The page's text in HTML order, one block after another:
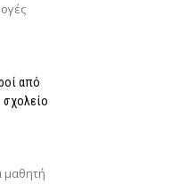
από
μαθητή